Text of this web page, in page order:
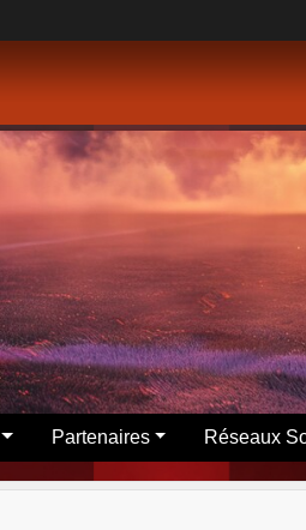
Partenaires Réseaux